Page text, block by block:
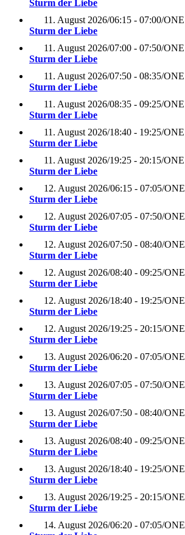
Sturm der Liebe
11. August 2026/06:15 - 07:00/ONE
Sturm der Liebe
11. August 2026/07:00 - 07:50/ONE
Sturm der Liebe
11. August 2026/07:50 - 08:35/ONE
Sturm der Liebe
11. August 2026/08:35 - 09:25/ONE
Sturm der Liebe
11. August 2026/18:40 - 19:25/ONE
Sturm der Liebe
11. August 2026/19:25 - 20:15/ONE
Sturm der Liebe
12. August 2026/06:15 - 07:05/ONE
Sturm der Liebe
12. August 2026/07:05 - 07:50/ONE
Sturm der Liebe
12. August 2026/07:50 - 08:40/ONE
Sturm der Liebe
12. August 2026/08:40 - 09:25/ONE
Sturm der Liebe
12. August 2026/18:40 - 19:25/ONE
Sturm der Liebe
12. August 2026/19:25 - 20:15/ONE
Sturm der Liebe
13. August 2026/06:20 - 07:05/ONE
Sturm der Liebe
13. August 2026/07:05 - 07:50/ONE
Sturm der Liebe
13. August 2026/07:50 - 08:40/ONE
Sturm der Liebe
13. August 2026/08:40 - 09:25/ONE
Sturm der Liebe
13. August 2026/18:40 - 19:25/ONE
Sturm der Liebe
13. August 2026/19:25 - 20:15/ONE
Sturm der Liebe
14. August 2026/06:20 - 07:05/ONE